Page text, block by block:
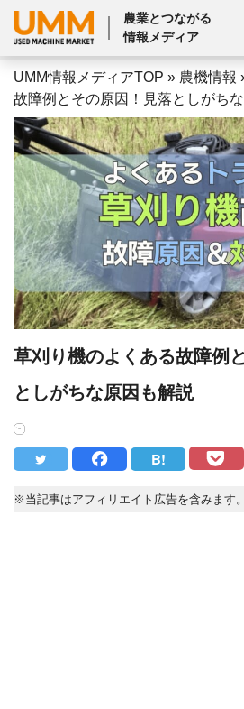
農業とつながる
情報メディア
UMM情報メディアTOP » 農機情報
故障例とその原因！見落としがち
草刈り機のよくある故障例
としがちな原因も解説
B!
※当記事はアフィリエイト広告を含みます。